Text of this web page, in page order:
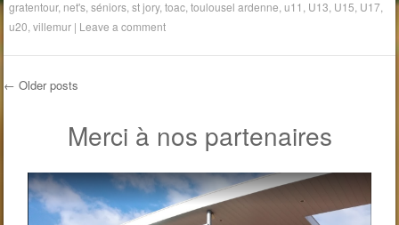
gratentour, net's ,séniors ,st jory,toac ,toulousel ardenne ,u11 U13 U15 U17
u20 ,villemur | Leave a comment
Post navigation
← Older posts
Merci à nos partenaires